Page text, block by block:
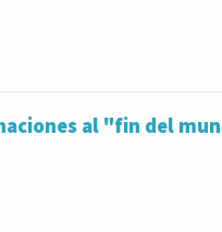
al "fin del